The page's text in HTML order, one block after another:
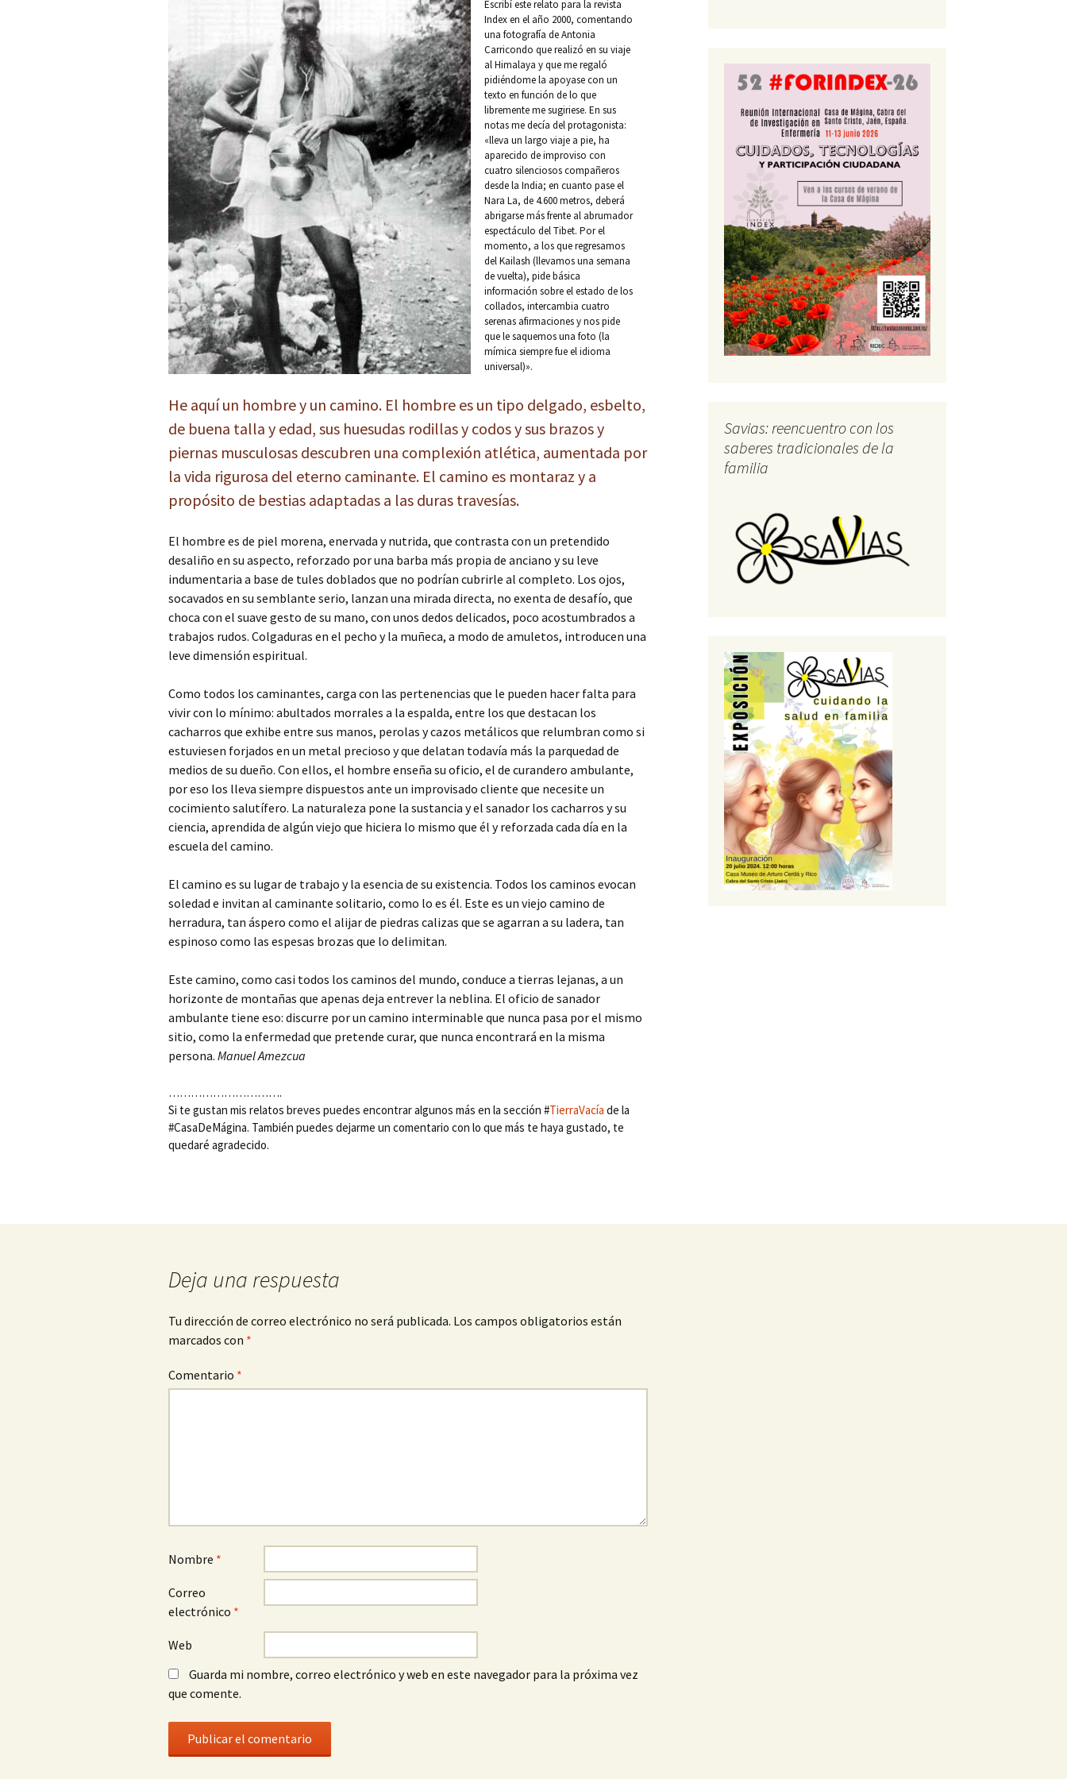
La mujer inquietante en
el Jaén barroco
Cultura popular en La
Loma
Traición y milagro en
Chincoya
Cólico miserere
La danza del enamorado y
la hechicera
El exorcismo de Motavita
In Dei nomine amen
Sobre la loma de la luz
Un peregrino hacia el
Tibet
La niña de la calle de la
Sopa
La huelga de hambre
su nieta
El pequeño memorialista
El cristo de la mesonera
María Rienda
Una despensa en el
Tarahal
M.ª Josefa Pérez Pérez
Isabel Antonia Justicia
Arias
Basilisa Justicia Millán
M.ª Tíscar Guerrero
González
Catalina Villanueva Ruíz
Rosa Justicia González
Colectivo Investigación
Sierra Mágina
Escribí este relato para la revista
Index en el año 2000, comentando
una fotografía de Antonia
Carricondo que realizó en su viaje
al Himalaya y que me regaló
pidiéndome la apoyase con un
texto en función de lo que
libremente me sugiriese. En sus
notas me decía del protagonista:
«lleva un largo viaje a pie, ha
aparecido de improviso con
cuatro silenciosos compañeros
desde la India; en cuanto pase el
Nara La, de 4.600 metros, deberá
abrigarse más frente al abrumador
espectáculo del Tibet. Por el
momento, a los que regresamos
del Kailash (llevamos una semana
de vuelta), pide básica
información sobre el estado de los
collados, intercambia cuatro
serenas afirmaciones y nos pide
que le saquemos una foto (la
mímica siempre fue el idioma
universal)».
He aquí un hombre y un camino. El hombre es un tipo delgado, esbelto,
de buena talla y edad, sus huesudas rodillas y codos y sus brazos y
piernas musculosas descubren una complexión atlética, aumentada por
la vida rigurosa del eterno caminante. El camino es montaraz y a
propósito de bestias adaptadas a las duras travesías.
El hombre es de piel morena, enervada y nutrida, que contrasta con un pretendido
desaliño en su aspecto, reforzado por una barba más propia de anciano y su leve
indumentaria a base de tules doblados que no podrían cubrirle al completo. Los ojos,
socavados en su semblante serio, lanzan una mirada directa, no exenta de desafío, que
choca con el suave gesto de su mano, con unos dedos delicados, poco acostumbrados a
trabajos rudos. Colgaduras en el pecho y la muñeca, a modo de amuletos, introducen una
leve dimensión espiritual.
Como todos los caminantes, carga con las pertenencias que le pueden hacer falta para
vivir con lo mínimo: abultados morrales a la espalda, entre los que destacan los
cacharros que exhibe entre sus manos, perolas y cazos metálicos que relumbran como si
estuviesen forjados en un metal precioso y que delatan todavía más la parquedad de
medios de su dueño. Con ellos, el hombre enseña su oficio, el de curandero ambulante,
por eso los lleva siempre dispuestos ante un improvisado cliente que necesite un
cocimiento salutífero. La naturaleza pone la sustancia y el sanador los cacharros y su
ciencia, aprendida de algún viejo que hiciera lo mismo que él y reforzada cada día en la
escuela del camino.
El camino es su lugar de trabajo y la esencia de su existencia. Todos los caminos evocan
soledad e invitan al caminante solitario, como lo es él. Este es un viejo camino de
herradura, tan áspero como el alijar de piedras calizas que se agarran a su ladera, tan
espinoso como las espesas brozas que lo delimitan.
Este camino, como casi todos los caminos del mundo, conduce a tierras lejanas, a un
horizonte de montañas que apenas deja entrever la neblina. El oficio de sanador
ambulante tiene eso: discurre por un camino interminable que nunca pasa por el mismo
sitio, como la enfermedad que pretende curar, que nunca encontrará en la misma
persona. Manuel Amezcua
………………………….
Si te gustan mis relatos breves puedes encontrar algunos más en la sección #TierraVacía de la
#CasaDeMágina. También puedes dejarme un comentario con lo que más te haya gustado, te
quedaré agradecido.
Deja una respuesta
Tu dirección de correo electrónico no será publicada. Los campos obligatorios están
marcados con *
Comentario *
Nombre *
Correo
electrónico *
Web
Guarda mi nombre, correo electrónico y web en este navegador para la próxima vez
que comente.
Savias: reencuentro con los
saberes tradicionales de la
familia